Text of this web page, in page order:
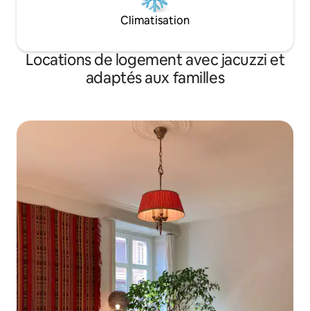
Climatisation
Locations de logement avec jacuzzi et
adaptés aux familles